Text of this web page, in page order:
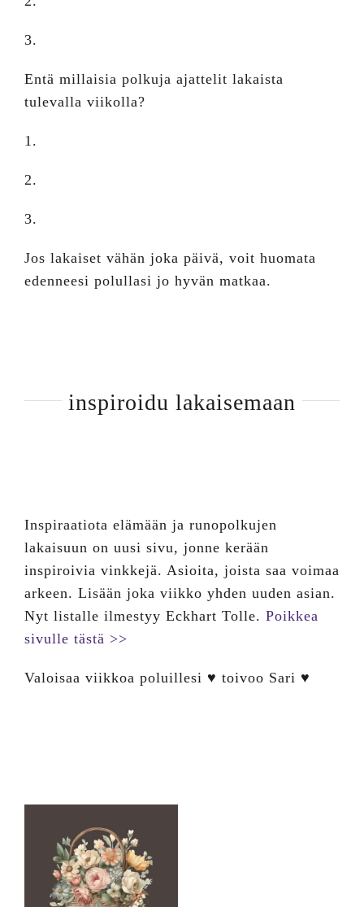
3.
Entä millaisia polkuja ajattelit lakaista
tulevalla viikolla?
1.
2.
3.
Jos lakaiset vähän joka päivä, voit huomata
edenneesi polullasi jo hyvän matkaa.
inspiroidu lakaisemaan
Inspiraatiota elämään ja runopolkujen
lakaisuun on uusi sivu, jonne kerään
inspiroivia vinkkejä. Asioita, joista saa voimaa
arkeen. Lisään joka viikko yhden uuden asian.
Nyt listalle ilmestyy Eckhart Tolle. Poikkea
sivulle tästä >>
Valoisaa viikkoa poluillesi ♥ toivoo Sari ♥